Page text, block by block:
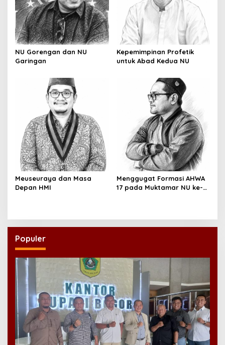
NU Gorengan dan NU
Garingan
Kepemimpinan Profetik
untuk Abad Kedua NU
Meuseuraya dan Masa
Depan HMI
Menggugat Formasi AHWA
17 pada Muktamar NU ke-
Populer